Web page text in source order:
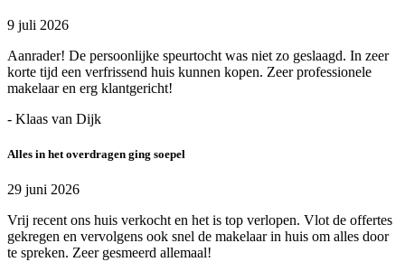
9 juli 2026
Aanrader! De persoonlijke speurtocht was niet zo geslaagd. In zeer
korte tijd een verfrissend huis kunnen kopen. Zeer professionele
makelaar en erg klantgericht!
- Klaas van Dijk
Alles in het overdragen ging soepel
29 juni 2026
Vrij recent ons huis verkocht en het is top verlopen. Vlot de offertes
gekregen en vervolgens ook snel de makelaar in huis om alles door
te spreken. Zeer gesmeerd allemaal!